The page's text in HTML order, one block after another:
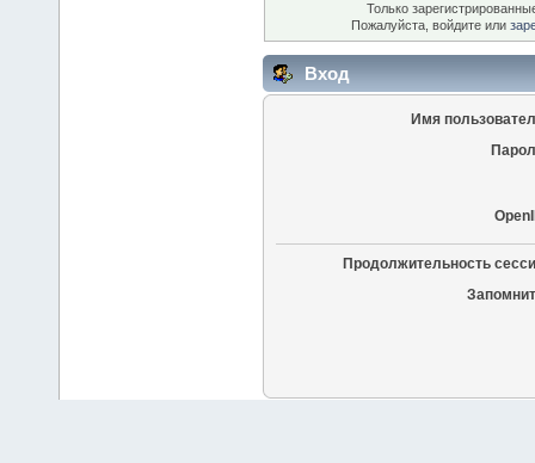
Только
Пожалуйста, войдите или
Вход
Имя
Продолжительность